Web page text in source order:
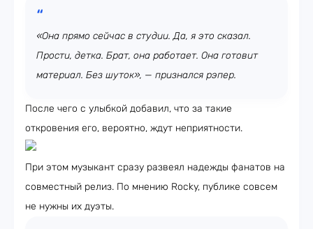
«Она прямо сейчас в студии. Да, я это сказал.
Прости, детка. Брат, она работает. Она готовит
материал. Без шуток», — признался рэпер.
После чего с улыбкой добавил, что за такие
откровения его, вероятно, ждут неприятности.
При этом музыкант сразу развеял надежды фанатов на
совместный релиз. По мнению Rocky, публике совсем
не нужны их дуэты.